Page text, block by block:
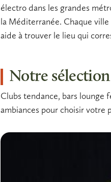
électro dans les grandes
la Méditerranée. Chaque
aide à trouver le lieu qui
Notre
Clubs tendance, bars lounge
ambiances pour choisir votre